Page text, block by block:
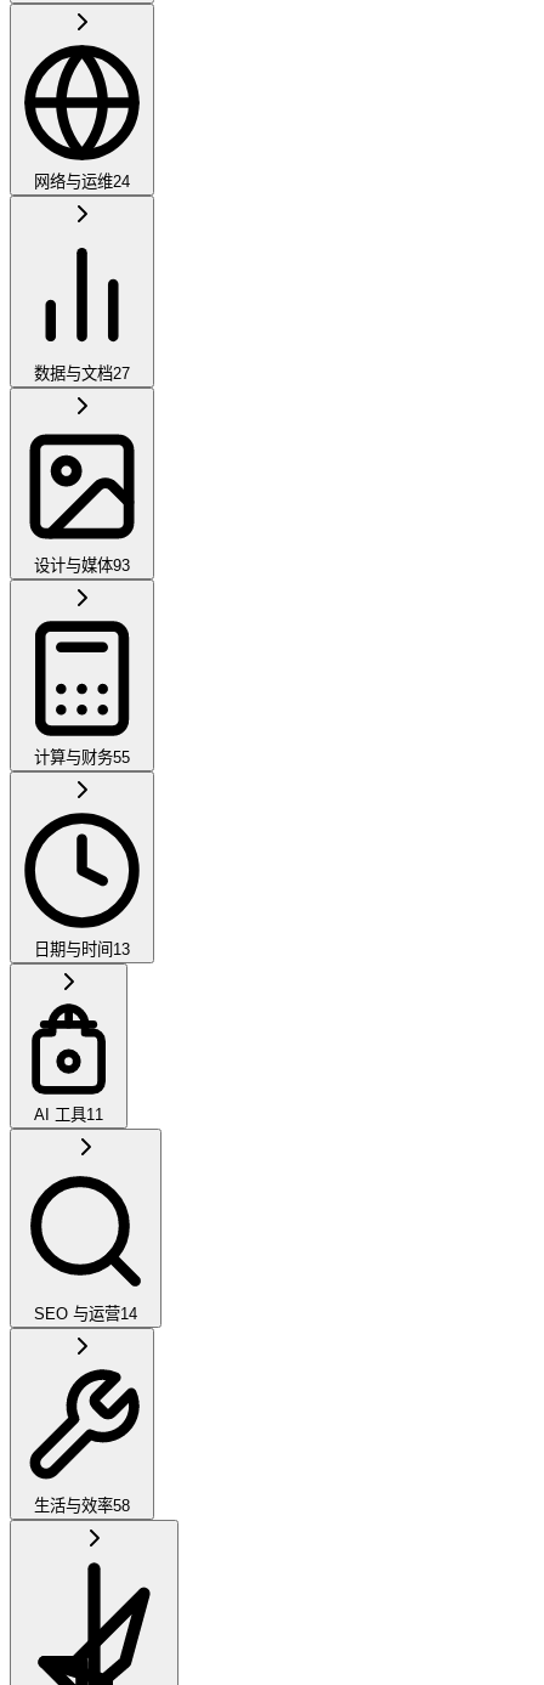
网络与运维24
数据与文档27
设计与媒体93
计算与财务55
日期与时间 13
AI 工具11
SEO 与运营14
生活与效率58